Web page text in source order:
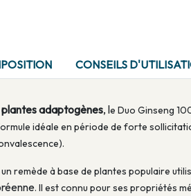
CONSEILS
plantes adaptogènes, le Duo Ginseng
idéale en période de forte
remède à base de plantes populaire
. Il est connu pour ses propriétés